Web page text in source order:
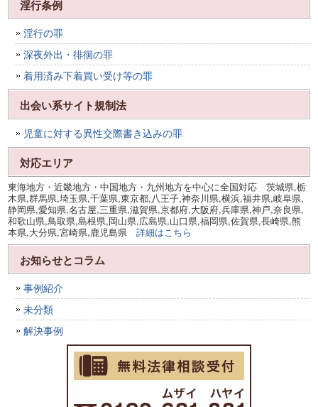
淫行条例
淫行の罪
深夜外出・徘徊の罪
着用済み下着買い受け等の罪
出会い系サイト規制法
児童に対する異性交際書き込みの罪
対応エリア
東海地方・近畿地方・中国地方・九州地方を中心に全国対応 茨城県,栃
木県,群馬県,埼玉県,千葉県,東京都,八王子,神奈川県,横浜,福井県,岐阜県,
静岡県,愛知県,名古屋,三重県,滋賀県,京都府,大阪府,兵庫県,神戸,奈良県,
和歌山県,鳥取県,島根県,岡山県,広島県,山口県,福岡県,佐賀県,長崎県,熊
本県,大分県,宮崎県,鹿児島県詳細はこちら
お知らせとコラム
事例紹介
未分類
解決事例